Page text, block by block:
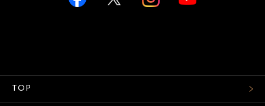
TOP